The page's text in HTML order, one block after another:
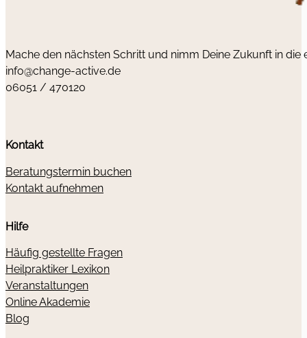
Mache den nächsten Schritt und nimm Deine Zukunft in die
info@change-active.de
06051 / 470120
Kontakt
Beratungstermin buchen
Kontakt aufnehmen
Hilfe
Häufig gestellte Fragen
Heilpraktiker Lexikon
Veranstaltungen
Online Akademie
Blog